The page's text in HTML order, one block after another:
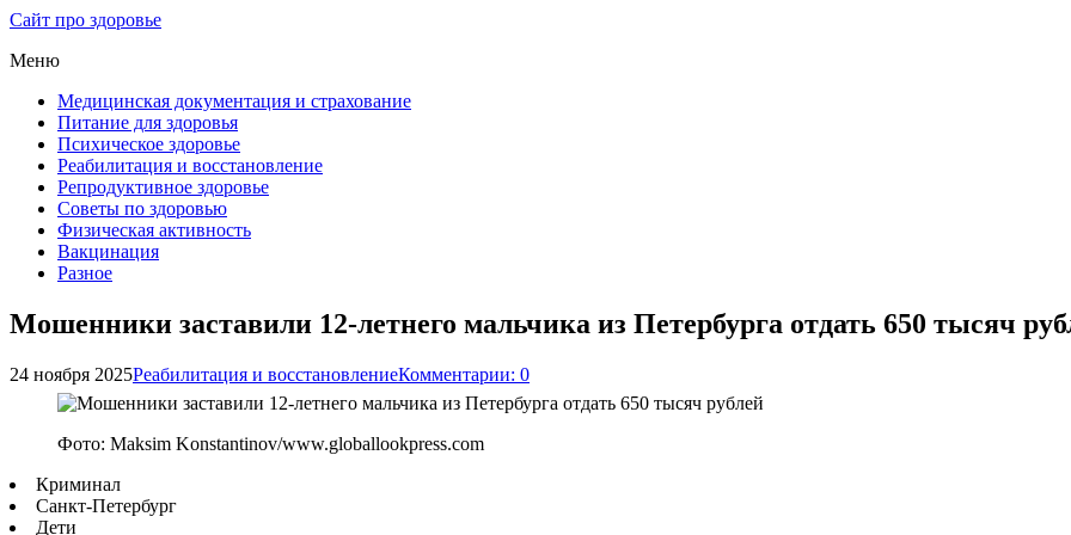
Сайт про здоровье
Меню
Медицинская документация и страхование
Питание для здоровья
Психическое здоровье
Реабилитация и восстановление
Репродуктивное здоровье
Советы по здоровью
Физическая активность
Вакцинация
Разное
Мошенники заставили 12-летнего мальчика из Петербурга отдать 650 тысяч
24 ноября 2025Реабилитация и восстановлениеКомментарии: 0
Фото: Maksim Konstantinov/www.globallookpress.com
Криминал
Санкт-Петербург
Дети